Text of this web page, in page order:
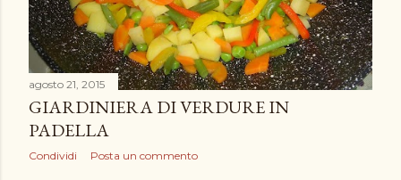
agosto 21, 2015
GIARDINIERA DI VERDURE IN
PADELLA
Condividi Posta un commento